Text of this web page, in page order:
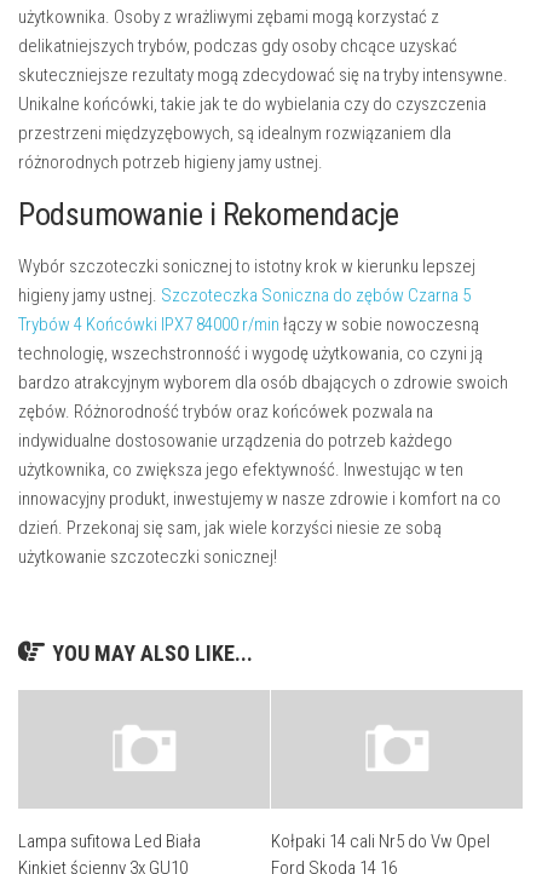
użytkownika. Osoby z wrażliwymi zębami mogą korzystać z
delikatniejszych trybów, podczas gdy osoby chcące uzyskać
skuteczniejsze rezultaty mogą zdecydować się na tryby intensywne.
Unikalne końcówki, takie jak te do wybielania czy do czyszczenia
przestrzeni międzyzębowych, są idealnym rozwiązaniem dla
różnorodnych potrzeb higieny jamy ustnej.
Podsumowanie i Rekomendacje
Wybór szczoteczki sonicznej to istotny krok w kierunku lepszej
higieny jamy ustnej. Szczoteczka Soniczna do zębów Czarna 5
Trybów 4 Końcówki IPX7 84000 r/min łączy w sobie nowoczesną
technologię, wszechstronność i wygodę użytkowania, co czyni ją
bardzo atrakcyjnym wyborem dla osób dbających o zdrowie swoich
zębów. Różnorodność trybów oraz końcówek pozwala na
indywidualne dostosowanie urządzenia do potrzeb każdego
użytkownika, co zwiększa jego efektywność. Inwestując w ten
innowacyjny produkt, inwestujemy w nasze zdrowie i komfort na co
dzień. Przekonaj się sam, jak wiele korzyści niesie ze sobą
użytkowanie szczoteczki sonicznej!
YOU MAY ALSO LIKE...
Lampa sufitowa Led Biała
Kinkiet ścienny 3x GU10
Kołpaki 14 cali Nr5 do Vw Opel
Ford Skoda 14 16